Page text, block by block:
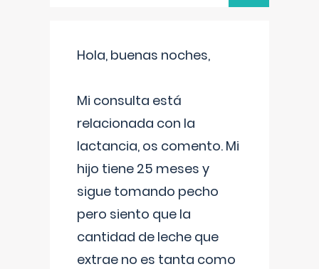
Hola, buenas noches,
Mi consulta está
relacionada con la
lactancia, os comento. Mi
hijo tiene 25 meses y
sigue tomando pecho
pero siento que la
cantidad de leche que
extrae no es tanta como